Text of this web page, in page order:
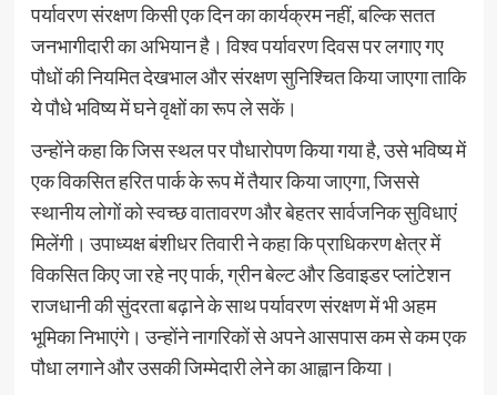
पर्यावरण संरक्षण किसी एक दिन का कार्यक्रम नहीं, बल्कि सतत
जनभागीदारी का अभियान है। विश्व पर्यावरण दिवस पर लगाए गए
पौधों की नियमित देखभाल और संरक्षण सुनिश्चित किया जाएगा ताकि
ये पौधे भविष्य में घने वृक्षों का रूप ले सकें।
उन्होंने कहा कि जिस स्थल पर पौधारोपण किया गया है, उसे भविष्य में
एक विकसित हरित पार्क के रूप में तैयार किया जाएगा, जिससे
स्थानीय लोगों को स्वच्छ वातावरण और बेहतर सार्वजनिक सुविधाएं
मिलेंगी। उपाध्यक्ष बंशीधर तिवारी ने कहा कि प्राधिकरण क्षेत्र में
विकसित किए जा रहे नए पार्क, ग्रीन बेल्ट और डिवाइडर प्लांटेशन
राजधानी की सुंदरता बढ़ाने के साथ पर्यावरण संरक्षण में भी अहम
भूमिका निभाएंगे। उन्होंने नागरिकों से अपने आसपास कम से कम एक
पौधा लगाने और उसकी जिम्मेदारी लेने का आह्वान किया।